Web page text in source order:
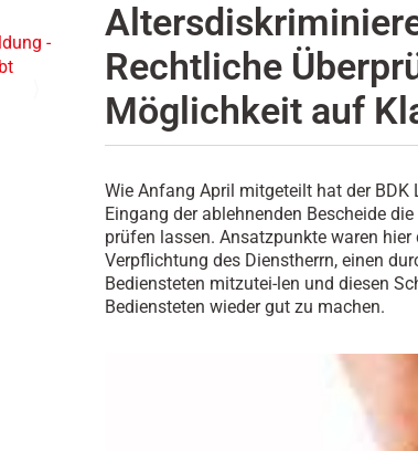
Rechtliche
Möglichkeit auf
Wie Anfang April mitgeteilt hat der
Eingang der ablehnenden Bescheide
prüfen lassen. Ansatzpunkte waren
Verpflichtung des Dienstherrn, einen
Bediensteten mitzutei-len und diesen
Bediensteten wieder gut zu machen.
-